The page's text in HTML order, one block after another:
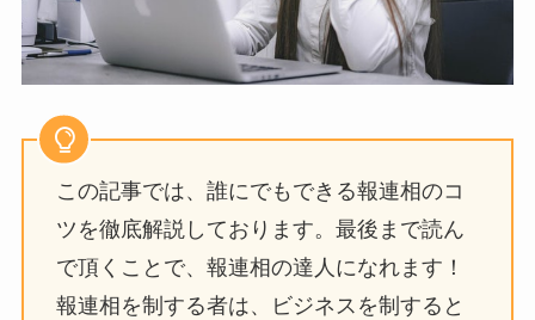
この記事では、誰にでもできる報連相のコ
ツを徹底解説しております。最後まで読ん
で頂くことで、報連相の達人になれます！
報連相を制する者は、ビジネスを制すると